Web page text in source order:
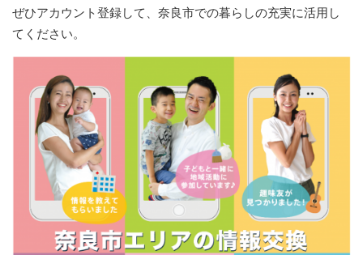
ぜひアカウント登録して、奈良市での暮らしの充実に活用し
てください。